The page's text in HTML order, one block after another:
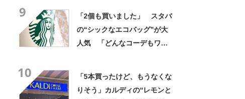
9
「2個も買いました」 スタバ
の“シックなエコバッグ”が大
人気 「どんなコーデもワン
10
「5本買ったけど、もうなくな
りそう」カルディの“レモンと